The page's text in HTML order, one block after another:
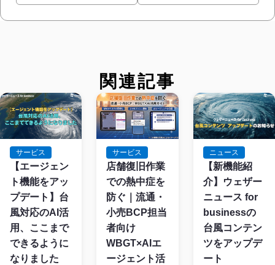
関連記事
サービス
【エージェン
ト機能をアッ
プデート】台
風対応のAI活
用、ここまで
できるように
なりました
サービス
店舗復旧作業
での熱中症を
防ぐ｜流通・
小売BCP担当
者向け
WBGT×AIエ
ージェント活
ニュース
【新機能紹
介】ウェザー
ニュース for
businessの
台風コンテン
ツをアップデ
ート